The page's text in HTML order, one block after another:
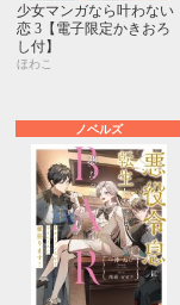
少女マンガなら叶わない
恋 3【電子限定かきおろ
し付】
ほわこ
ノベルズ